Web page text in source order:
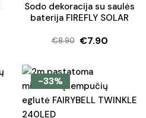
Sodo dekoracija su saulės
baterija FIREFLY SOLAR
€8.90
Original
was:
€8.90.
€7.90
Current
is:
€7.90.
-33%